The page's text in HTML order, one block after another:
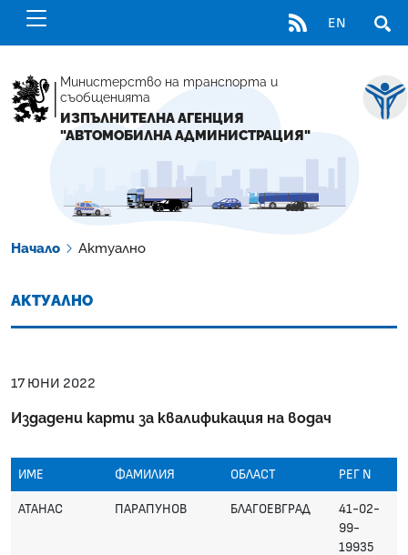
RSS EN
Министерство на транспорта и
съобщенията
ИЗПЪЛНИТЕЛНА АГЕНЦИЯ
"АВТОМОБИЛНА АДМИНИСТРАЦИЯ"
Начало Актуално
АКТУАЛНО
17 ЮНИ 2022
Издадени карти за квалификация на водач
ИМЕ ФАМИЛИЯ ОБЛАСТ РЕГ N
АТАНАС ПАРАПУНОВ БЛАГОЕВГРАД
41-02-
99-
19935